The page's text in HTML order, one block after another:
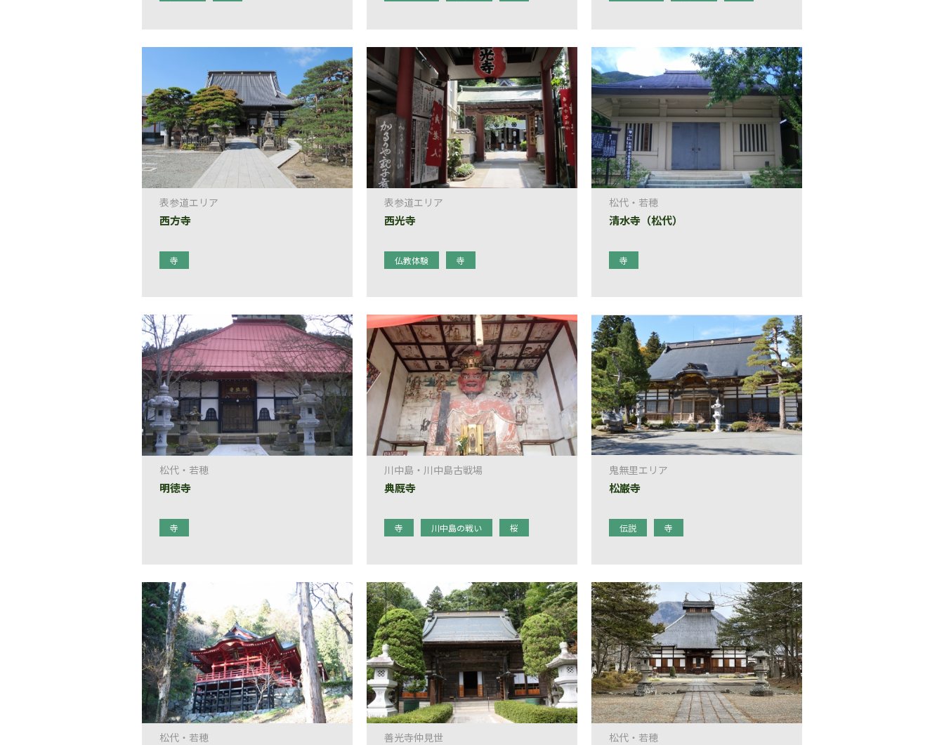
表参道エリア
西方寺
寺
表参道エリア
西光寺
仏教体験 寺
松代・若穂
清水寺（松代）
寺
松代・若穂
明徳寺
寺
川中島・川中島古戦場
典厩寺
寺 川中島の戦い 桜
鬼無里エリア
松巌寺
伝説 寺
松代・若穂 善光寺仲見世 松代・若穂